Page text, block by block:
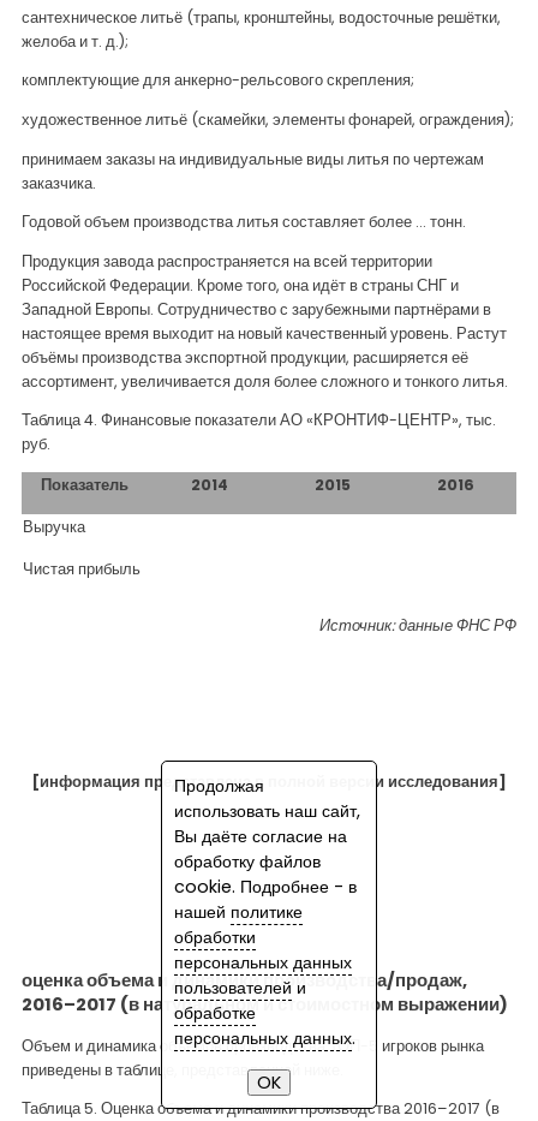
сантехническое литьё (трапы, кронштейны, водосточные решётки,
желоба и т. д.);
комплектующие для анкерно-рельсового скрепления;
художественное литьё (скамейки, элементы фонарей, ограждения);
принимаем заказы на индивидуальные виды литья по чертежам
заказчика.
Годовой объем производства литья составляет более ... тонн.
Продукция завода распространяется на всей территории
Российской Федерации. Кроме того, она идёт в страны СНГ и
Западной Европы. Сотрудничество с зарубежными партнёрами в
настоящее время выходит на новый качественный уровень. Растут
объёмы производства экспортной продукции, расширяется её
ассортимент, увеличивается доля более сложного и тонкого литья.
Таблица 4. Финансовые показатели АО «КРОНТИФ-ЦЕНТР», тыс.
руб.
Показатель
2014 2015 2016
Выручка
Чистая прибыль
Источник: данные ФНС РФ
[информация представлена в полной версии исследования]
оценка объема и динамики производства/продаж,
2016–2017 (в натуральном и стоимостном выражении)
Объем и динамика объемов производства ТОП-5 игроков рынка
приведены в таблице, представленной ниже.
Таблица 5. Оценка объема и динамики производства 2016–2017 (в
Продолжая
использовать наш сайт,
Вы даёте согласие на
обработку файлов
cookie. Подробнее - в
нашей политике
обработки
персональных данных
пользователей и
обработке
персональных данных.